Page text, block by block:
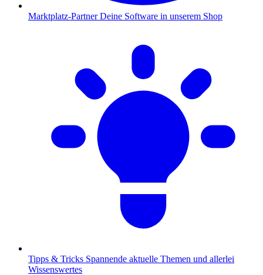
Marktplatz-Partner Deine Software in unserem Shop
Tipps & Tricks Spannende aktuelle Themen und allerlei
Wissenswertes